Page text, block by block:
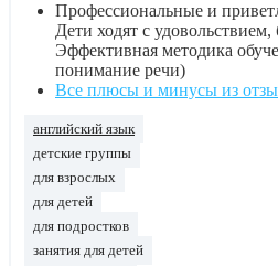
Профессиональные и
Дети ходят с
Эффективная методика
понимание речи)
Все плюсы и минусы из
английский язык
детские группы
для взрослых
для детей
для подростков
занятия для детей